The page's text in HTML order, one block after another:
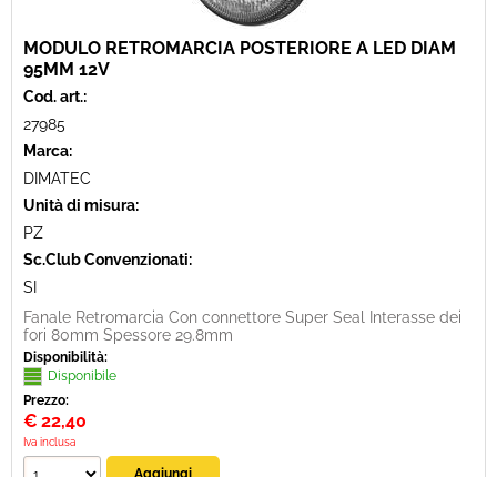
MODULO RETROMARCIA POSTERIORE A LED DIAM
95MM 12V
Cod. art.:
27985
Marca:
DIMATEC
Unità di misura:
PZ
Sc.Club Convenzionati:
SI
Fanale Retromarcia Con connettore Super Seal Interasse dei
fori 80mm Spessore 29.8mm
Disponibilità:
Disponibile
Prezzo:
€ 22,40
Iva inclusa